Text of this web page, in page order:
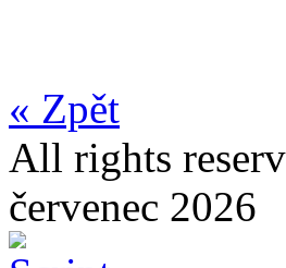
« Zpět
All rights
červenec 2026